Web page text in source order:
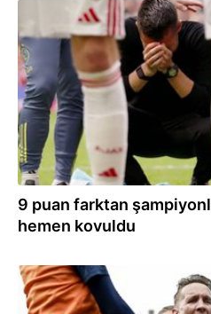
19.05.2025
9 puan farktan
hemen kovuldu
18.05.2025